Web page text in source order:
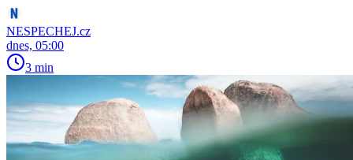
NESPECHEJ.cz
dnes, 05:00
3 min